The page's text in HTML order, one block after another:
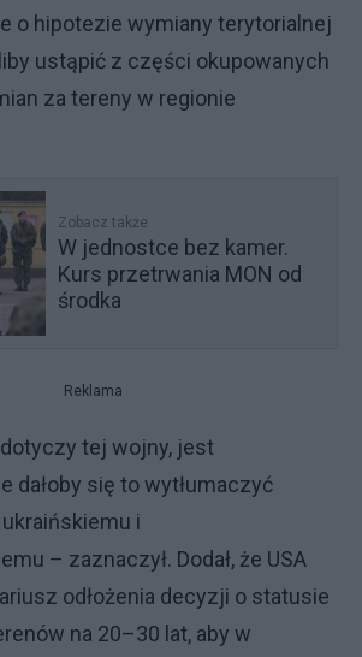
o hipotezie wymiany terytorialnej
ustąpić z części okupowanych
za tereny w regionie
Zobacz także
W jednostce bez kamer.
Kurs przetrwania MON od
środka
Reklama
tej wojny, jest
dałoby się to wytłumaczyć
i
– zaznaczył. Dodał, że USA
odłożenia decyzji o statusie
na 20–30 lat, aby w